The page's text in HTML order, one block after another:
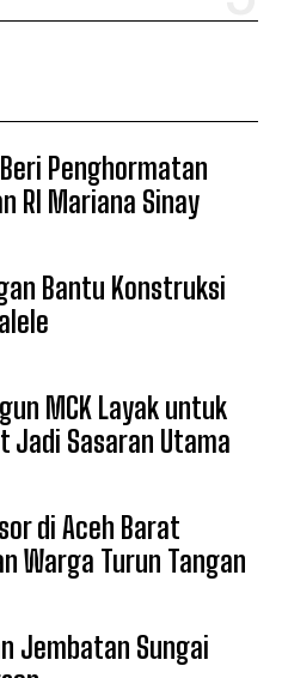
Penghormatan
RI Mariana Sinay
Bantu Konstruksi
MCK Layak untuk
Jadi Sasaran Utama
di Aceh Barat
Warga Turun Tangan
Jembatan Sungai